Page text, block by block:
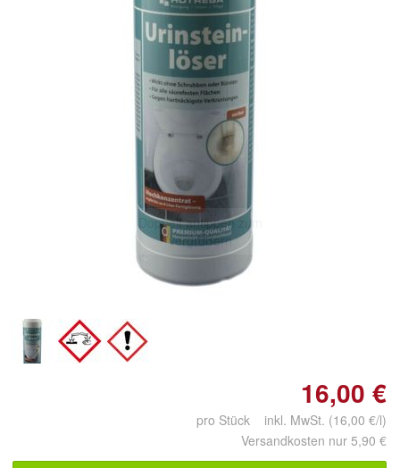
Doppelt antippen zum
vergrößern
16,00 €
pro Stück inkl. MwSt. (16,00 €/l)
Versandkosten nur 5,90 €